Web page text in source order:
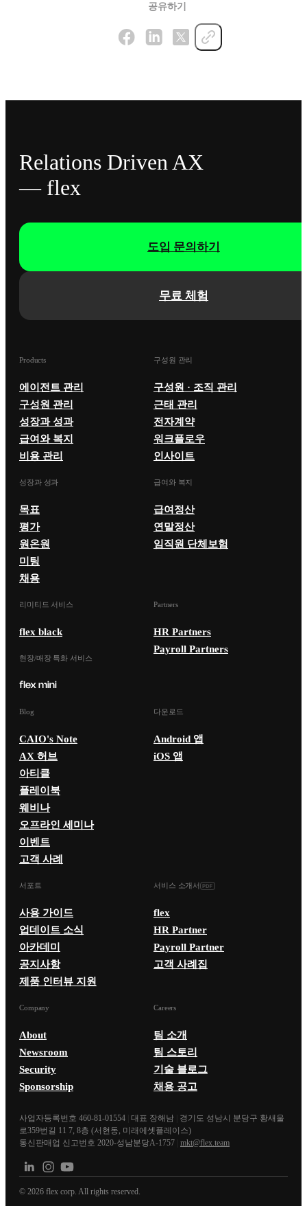
공유하기
Relations Driven AX
— flex
무료 체험
도입 문의하기
Products
에이전트 관리
구성원 관리
성장과 성과
급여와 복지
비용 관리
구성원 관리
구성원 · 조직 관리
근태 관리
전자계약
워크플로우
인사이트
성장과 성과
목표
평가
원온원
미팅
채용
급여와 복지
급여정산
연말정산
임직원 단체보험
리미티드 서비스
flex black
현장/매장 특화 서비스
Partners
HR Partners
Payroll Partners
Blog
CAIO's Note
AX 허브
아티클
플레이북
웨비나
오프라인 세미나
이벤트
고객 사례
다운로드
Android 앱
iOS 앱
서포트
사용 가이드
업데이트 소식
아카데미
공지사항
제품 인터뷰 지원
서비스 소개서
flex
HR Partner
Payroll Partner
고객 사례집
Company
About
Newsroom
Security
Sponsorship
Careers
팀 소개
팀 스토리
기술 블로그
채용 공고
사업자등록번호 460-81-01554 대표 장해남
경기도 성남시 분당구 황새울
로359번길 11 7, 8층 (서현동, 미래에셋플레이스)
통신판매업 신고번호 2020-성남분당A-1757 mkt@flex.team
© 2026 flex corp. All rights reserved.